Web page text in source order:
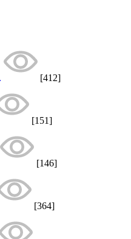
[412]
[151]
[146]
[364]